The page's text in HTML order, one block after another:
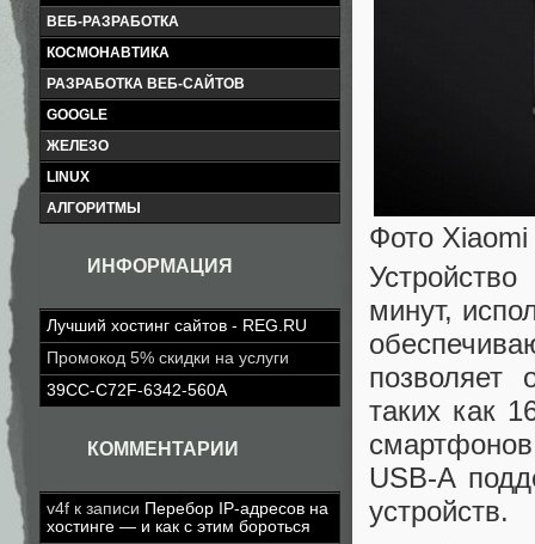
ВЕБ-РАЗРАБОТКА
КОСМОНАВТИКА
РАЗРАБОТКА ВЕБ-САЙТОВ
GOOGLE
ЖЕЛЕЗО
LINUX
АЛГОРИТМЫ
ИНФОРМАЦИЯ
Лучший хостинг сайтов - REG.RU
Промокод 5% скидки на услуги
39CC-C72F-6342-560A
КОММЕНТАРИИ
v4f к записи Перебор IP-адресов на
хостинге — и как с этим бороться
Фото Xiaomi
минут,
позволяет
таких как
USB-A
устройств.